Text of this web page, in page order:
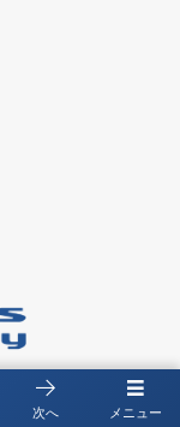
メニュー
次へ
映ビル5F